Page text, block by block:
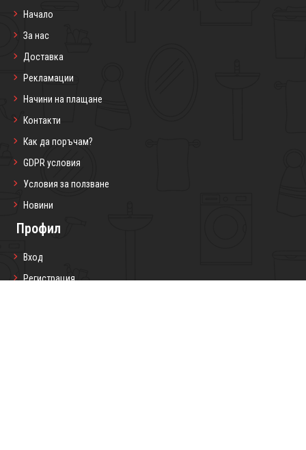
Начало
За нас
Доставка
Рекламации
Начини на плащане
Контакти
Как да поръчам?
GDPR условия
Условия за ползване
Новини
Профил
Вход
Регистрация